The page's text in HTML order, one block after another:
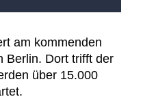
am kommenden
Berlin. Dort trifft der
über 15.000